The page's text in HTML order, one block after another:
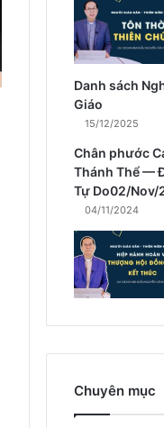
Danh sách
Giáo
15/12/2025
Chân phước
Thánh Thể —
Tự Do02/Nov/
04/11/2024
Chuyên mục